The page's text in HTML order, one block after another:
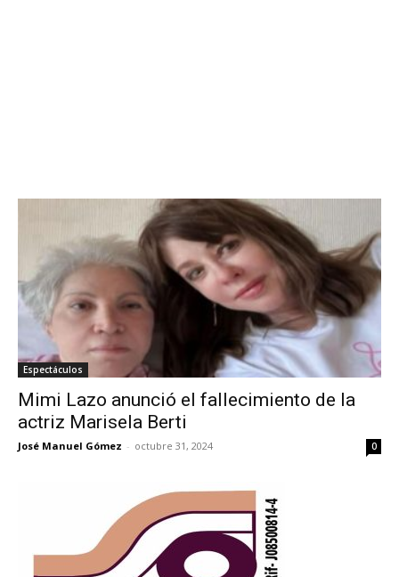
Espectáculos
Mimi Lazo anunció el fallecimiento de la
actriz Marisela Berti
José Manuel Gómez - octubre 31, 2024 0